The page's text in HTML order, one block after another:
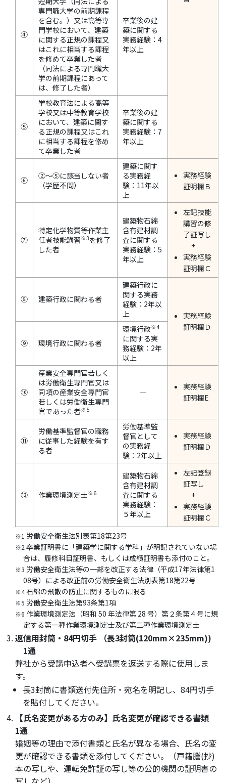
④
専門職大学の前期課程
を含む。）又は高等専
門学校において、建築
に関する正規の課程又
はこれに相当する課程
を修めて卒業した者
（同法による専門職大
学の前期課程にあって
は、修了した者）
卒業後の建
築に関する
実務経験：4
年以上
⑤
学校教育法による高等
学校又は中等教育学校
において、建築に関す
る正規の課程又はこれ
に相当する課程を修め
て卒業した者
卒業後の建
築に関する
実務経験：7
年以上
⑥
②～⑤に該当しない者
（学歴不問）
建築に関す
る実務経
験：11年以
上
実務経験
証明欄Ｂ
⑦
特定化学物質等作業主
任者技能講習※3を修了
した者
建築物石綿
含有建材調
査に関する
実務経験：5
年以上
左記技能
講習の修
了証写し
+
実務経験
証明欄Ｃ
⑧ 建築行政に関わる者
建築行政に
関する実務
経験：2年以
上
実務経験
証明欄Ｄ
⑨
環境行政に関わる者
環境行政※4
に関する実
務経験：2年
以上
⑩
産業安全専門官若しく
は労働衛生専門官又は
同項の産業安全専門官
若しくは労働衛生専門
官であった者※5
―
実務経験
証明欄E
⑪
労働基準監督官の職務
に従事した経験を有す
る者
労働基準監
督官として
の実務経
験：2年以上
実務経験
証明欄Ｄ
⑫ 作業環境測定士※6
建築物石綿
含有建材調
査に関する
実務経験：
５年以上
左記登録
証写し
+
実務経験
証明欄Ｃ
※1 労働安全衛生法別表第18第23号
※2 卒業証明書に「建築学に関する学科」が明記されていない場
合は、履修科目証明書、もしくは成績証明書も添付のこと。
※3 労働安全衛生法等の一部を改正する法律（平成17年法律第1
08号）による改正前の労働安全衛生法別表第18第22号
※4石綿の飛散の防止に関するものに限る
※5 労働安全衛生法第93条第1項
※6 作業環境測定法（昭和 50 年法律第 28 号）第２条第４号に規
定する第一種作業環境測定士及び第二種作業環境測定士
返信用封筒・84円切手 （長3封筒(120mm×235mm))
1通
弊社から受講申込者へ受講票を返送する際に使用しま
す。
長3封筒に書類送付先住所・宛名を明記し、84円切手
を貼付してください。
【氏名変更がある方のみ】氏名変更が確認できる書類
1通
婚姻等の理由で添付書類と氏名が異なる場合、氏名の変
更が確認できる書類を添付してください。（戸籍謄(抄)
本の写しや、運転免許証の写し等の公的機関の証明書の